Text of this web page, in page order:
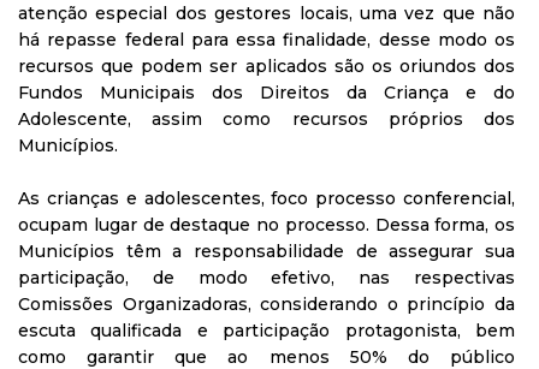
atenção especial dos gestores locais, uma vez que não
há repasse federal para essa finalidade, desse modo os
recursos que podem ser aplicados são os oriundos dos
Fundos Municipais dos Direitos da Criança e do
Adolescente, assim como recursos próprios dos
Municípios.
As crianças e adolescentes, foco processo conferencial,
ocupam lugar de destaque no processo. Dessa forma, os
Municípios têm a responsabilidade de assegurar sua
participação, de modo efetivo, nas respectivas
Comissões Organizadoras, considerando o princípio da
escuta qualificada e participação protagonista, bem
como garantir que ao menos 50% do público